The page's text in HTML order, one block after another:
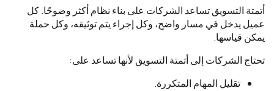
أتمتة التسويق تساعد الشركات على بناء نظام أكثر وضوحًا. كل
عميل يدخل في مسار واضح، وكل إجراء يتم توثيقه، وكل حملة
يمكن قياسها.
تحتاج الشركات إلى أتمتة التسويق لأنها تساعد على:
تقليل المهام المتكررة.